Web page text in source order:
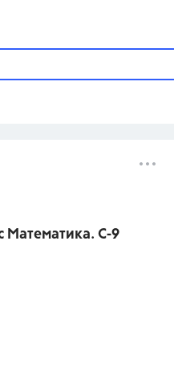
задание
Математика. С-9